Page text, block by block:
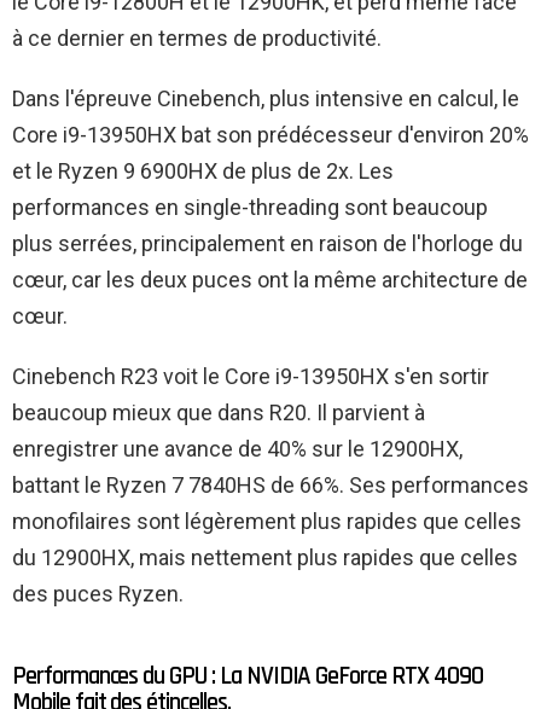
à ce dernier en termes de productivité.
Dans l'épreuve Cinebench, plus intensive en calcul, le
Core i9-13950HX bat son prédécesseur d'environ 20%
et le Ryzen 9 6900HX de plus de 2x. Les
performances en single-threading sont beaucoup
plus serrées, principalement en raison de l'horloge du
cœur, car les deux puces ont la même architecture de
cœur.
Cinebench R23 voit le Core i9-13950HX s'en sortir
beaucoup mieux que dans R20. Il parvient à
enregistrer une avance de 40% sur le 12900HX,
battant le Ryzen 7 7840HS de 66%. Ses performances
monofilaires sont légèrement plus rapides que celles
du 12900HX, mais nettement plus rapides que celles
des puces Ryzen.
Performances du GPU : La NVIDIA GeForce RTX 4090
Mobile fait des étincelles.